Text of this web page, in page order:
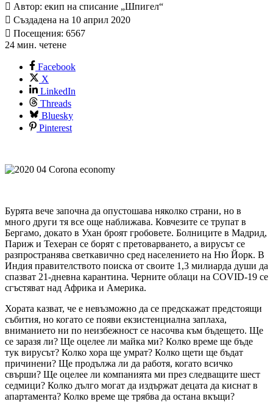
Автор: екип на списание „Шпигел“
Създадена на 10 април 2020
Посещения: 6567
24 мин. четене
Facebook
X
LinkedIn
Threads
Bluesky
Pinterest
Бурята вече започна да опустошава няколко страни, но в
много други тя все още наближава. Ковчезите се трупат в
Бергамо, докато в Ухан броят гробовете. Болниците в Мадрид,
Париж и Техеран се борят с претоварването, а вирусът се
разпространява светкавично сред населението на Ню Йорк. В
Индия правителството поиска от своите 1,3 милиарда души да
спазват 21-дневна карантина. Черните облаци на COVID-19 се
сгъстяват над Африка и Америка.
Хората казват, че е невъзможно да се предскажат предстоящи
събития, но когато се появи екзистенциална заплаха,
вниманието ни по неизбежност се насочва към бъдещето. Ще
се заразя ли? Ще оцелее ли майка ми? Колко време ще бъде
тук вирусът? Колко хора ще умрат? Колко щети ще бъдат
причинени? Ще продължа ли да работя, когато всичко
свърши? Ще оцелее ли компанията ми през следващите шест
седмици? Колко дълго могат да издържат децата да киснат в
апартамента? Колко време ще трябва да остана вкъщи?